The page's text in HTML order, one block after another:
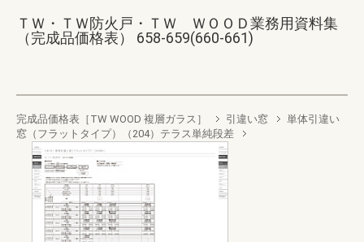
ＴＷ・ＴＷ防火戸・ＴＷ ＷＯＯＤ業務用資料集
（完成品価格表） 658-659(660-661)
完成品価格表［TW WOOD 複層ガラス］ 引違い窓
単体引違い
窓（フラットタイプ）（204）テラス単純段差